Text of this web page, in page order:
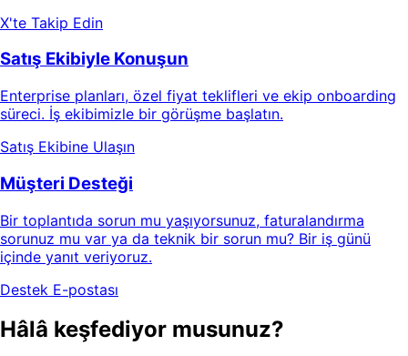
X'te Takip Edin
Satış Ekibiyle Konuşun
Enterprise planları, özel fiyat teklifleri ve ekip onboarding
süreci. İş ekibimizle bir görüşme başlatın.
Satış Ekibine Ulaşın
Müşteri Desteği
Bir toplantıda sorun mu yaşıyorsunuz, faturalandırma
sorunuz mu var ya da teknik bir sorun mu? Bir iş günü
içinde yanıt veriyoruz.
Destek E-postası
Hâlâ keşfediyor musunuz?